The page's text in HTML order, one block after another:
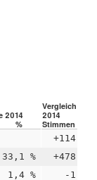
2014
Vergleich
2014
% Stimmen
+114
33,1 % +478
1,4 % -1